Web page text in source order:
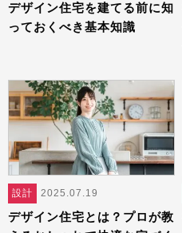
デザイン住宅を建てる前に知
っておくべき基本知識
設計 2025.07.19
デザイン住宅とは？プロが教